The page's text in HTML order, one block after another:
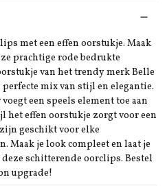
met een effen oorstukje. Maak
prachtige rode bedrukte
van het trendy merk Belle
mix van stijl en elegantie.
een speels element toe aan
het effen oorstukje zorgt voor een
geschikt voor elke
Maak je look compleet en laat je
schitterende oorclips. Bestel
upgrade!